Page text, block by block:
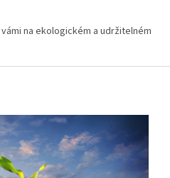
na ekologickém a udržitelném